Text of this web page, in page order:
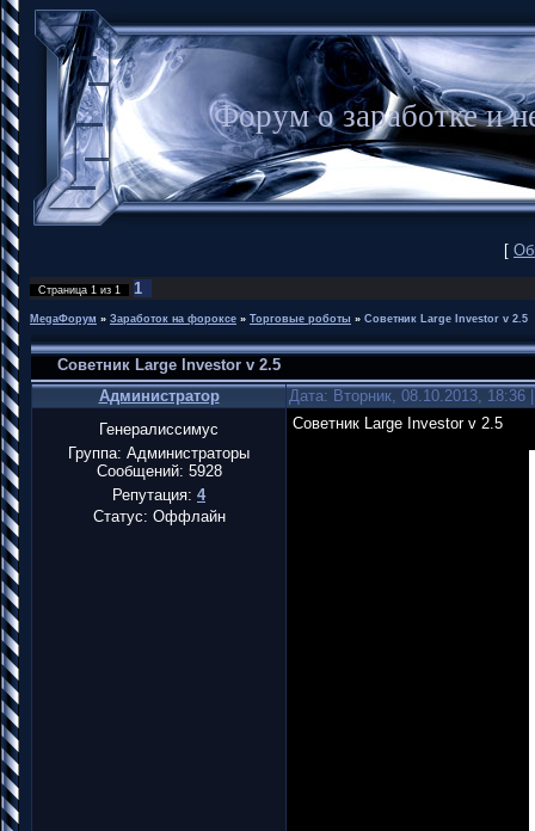
Форум о заработке
[
Страница 1 из 1 1
MegaФорум » Заработок на фороксе » Торговые роботы » Советник Large Investor v 2.5
Советник Large Investor v 2.5
Администратор
Дата: Вторник, 08.10.2013,
Генералиссимус
Группа: Администраторы
Сообщений: 5928
Репутация: 4
Статус: Оффлайн
Советник Large Investor v 2.5